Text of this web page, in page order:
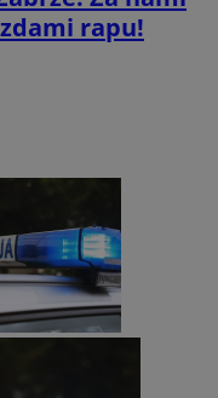
rapu!